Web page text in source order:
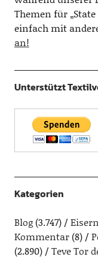
Themen für
einfach mit
an!
Unterstützt
Kategorien
Blog(3.747)
Kommentar(8)
(2.890)
Teve Tor